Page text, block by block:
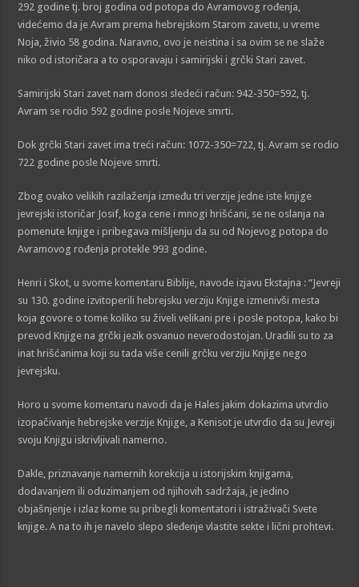
292 godine tj. broj godina od potopa do Avramovog rođenja,
videćemo da je Avram prema hebrejskom Starom zavetu, u vreme
Noja, živio 58 godina. Naravno, ovo je neistina i sa ovim se ne slaže
niko od istoričara a to osporavaju i samirijski i grčki Stari zavet.
Samirijski Stari zavet nam donosi sledeći račun: 942-350=592, tj.
Avram se rodio 592 godine posle Nojeve smrti.
Dok grčki Stari zavet ima treći račun: 1072-350=722, tj. Avram se rodio
722 godine posle Nojeve smrti.
Zbog ovako velikih razilaženja između tri verzije jedne iste knjige
jevrejski istoričar Josif, koga cene i mnogi hrišćani, se ne oslanja na
pomenute knjige i pribegava mišljenju da su od Nojevog potopa do
Avramovog rođenja protekle 993 godine.
Henri i Skot, u svome komentaru Biblije, navode izjavu Ekstajna : “Jevreji
su 130. godine izvitoperili hebrejsku verziju Knjige izmenivši mesta
koja govore o tome koliko su živeli velikani pre i posle potopa, kako bi
prevod Knjige na grčki jezik osvanuo neverodostojan. Uradili su to za
inat hrišćanima koji su tada više cenili grčku verziju Knjige nego
jevrejsku.
Horo u svome komentaru navodi da je Hales jakim dokazima utvrdio
izopačivanje hebrejske verzije Knjige, a Kenisot je utvrdio da su Jevreji
svoju Knjigu iskrivljivali namerno.
Dakle, priznavanje namernih korekcija u istorijskim knjigama,
dodavanjem ili oduzimanjem od njihovih sadržaja, je jedino
objašnjenje i izlaz kome su pribegli komentatori i istraživači Svete
knjige. A na to ih je navelo slepo sleđenje vlastite sekte i lični prohtevi.